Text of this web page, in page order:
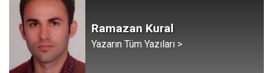
Ramazan Kural
Yazarın Tüm Yazıları >